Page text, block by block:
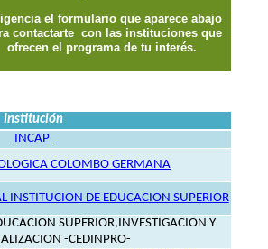
el formulario que aparece abajo
contactarte con las instituciones que
ofrecen el programa de tu interés.
Institución
INCAP
COLOMBO GERMANA
INSTITUCION DE EDUCACION SUPERIOR
SUPERIOR,INVESTIGACION Y
-CEDINPRO-